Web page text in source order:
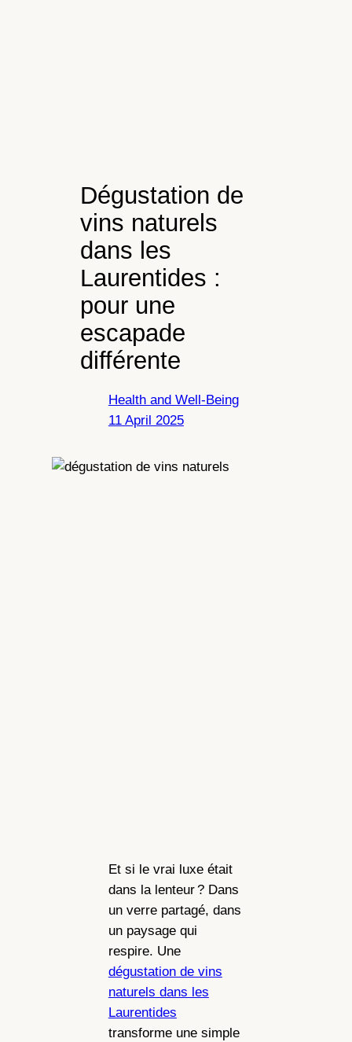
Dégustation de
vins naturels
dans les
Laurentides :
pour une
escapade
différente
Health and Well-Being
11 April 2025
Et si le vrai luxe était
dans la lenteur ? Dans
un verre partagé, dans
un paysage qui
respire. Une
dégustation de vins
naturels dans les
Laurentides
transforme une simple